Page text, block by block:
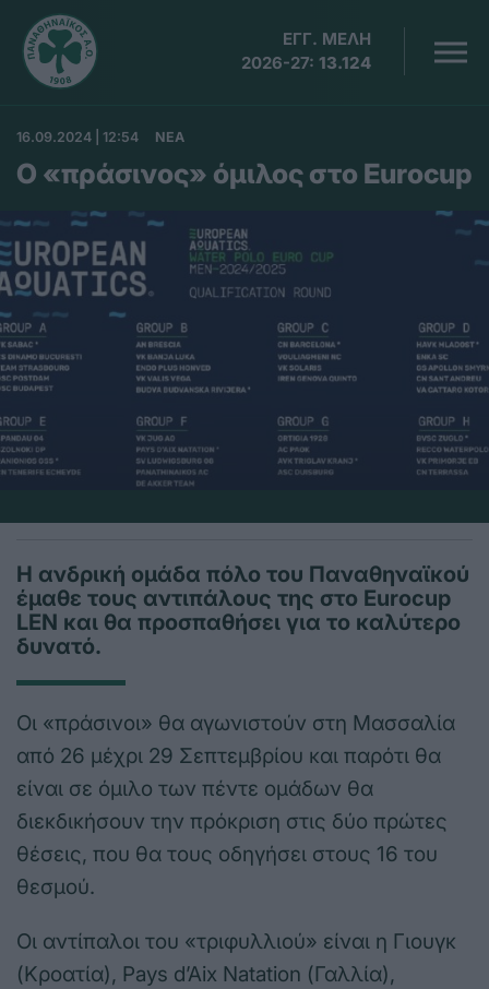
ΕΓΓ. ΜΕΛΗ
2026-27: 13.124
16.09.2024 | 12:54 ΝΕΑ
Ο «πράσινος» όμιλος στο Eurocup
Η ανδρική ομάδα πόλο του Παναθηναϊκού
έμαθε τους αντιπάλους της στο Eurocup
LEN και θα προσπαθήσει για το καλύτερο
δυνατό.
Οι «πράσινοι» θα αγωνιστούν στη Μασσαλία
από 26 μέχρι 29 Σεπτεμβρίου και παρότι θα
είναι σε όμιλο των πέντε ομάδων θα
διεκδικήσουν την πρόκριση στις δύο πρώτες
θέσεις, που θα τους οδηγήσει στους 16 του
θεσμού.
Οι αντίπαλοι του «τριφυλλιού» είναι η Γιουγκ
(Κροατία), Pays d’Aix Natation (Γαλλία),